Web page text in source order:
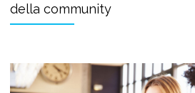
della community